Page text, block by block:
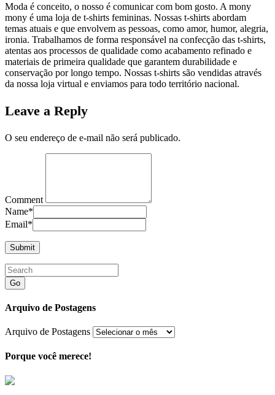
Moda é conceito, o nosso é comunicar com bom gosto. A mony
mony é uma loja de t-shirts femininas. Nossas t-shirts abordam
temas atuais e que envolvem as pessoas, como amor, humor, alegria,
ironia. Trabalhamos de forma responsável na confecção das t-shirts,
atentas aos processos de qualidade como acabamento refinado e
materiais de primeira qualidade que garantem durabilidade e
conservação por longo tempo. Nossas t-shirts são vendidas através
da nossa loja virtual e enviamos para todo território nacional.
Leave a Reply
O seu endereço de e-mail não será publicado.
Comment
Name*
Email*
Go
Arquivo de Postagens
Arquivo de Postagens
Porque você merece!